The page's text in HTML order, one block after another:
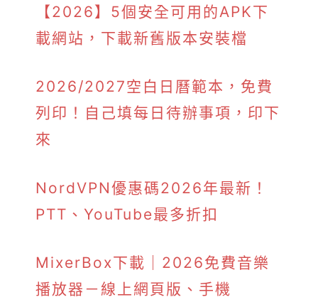
【2026】5個安全可用的APK下
載網站，下載新舊版本安裝檔
2026/2027空白日曆範本，免費
列印！自己填每日待辦事項，印下
來
NordVPN優惠碼2026年最新！
PTT、YouTube最多折扣
MixerBox下載｜2026免費音樂
播放器－線上網頁版、手機